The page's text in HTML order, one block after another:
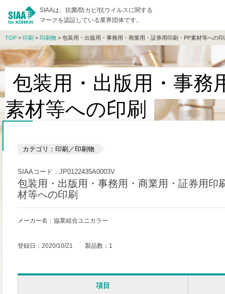
SIAAは、抗菌/防カビ/抗ウイルスに関する
マークを認証している業界団体です。
TOP > 印刷 > 印刷物 > 包装用・出版用・事務用・商業用・証券用印刷・PP素材等への印
包装用・出版用・事務
素材等への印刷
カテゴリ：印刷／印刷物
SIAAコード：JP0122435A0003V
包装用・出版用・事務用・商業用・証券用印
材等への印刷
メーカー名：協業組合ユニカラー
登録日：2020/10/21 製品数：1
項目